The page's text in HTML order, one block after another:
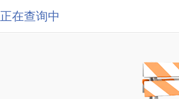
正在查询中